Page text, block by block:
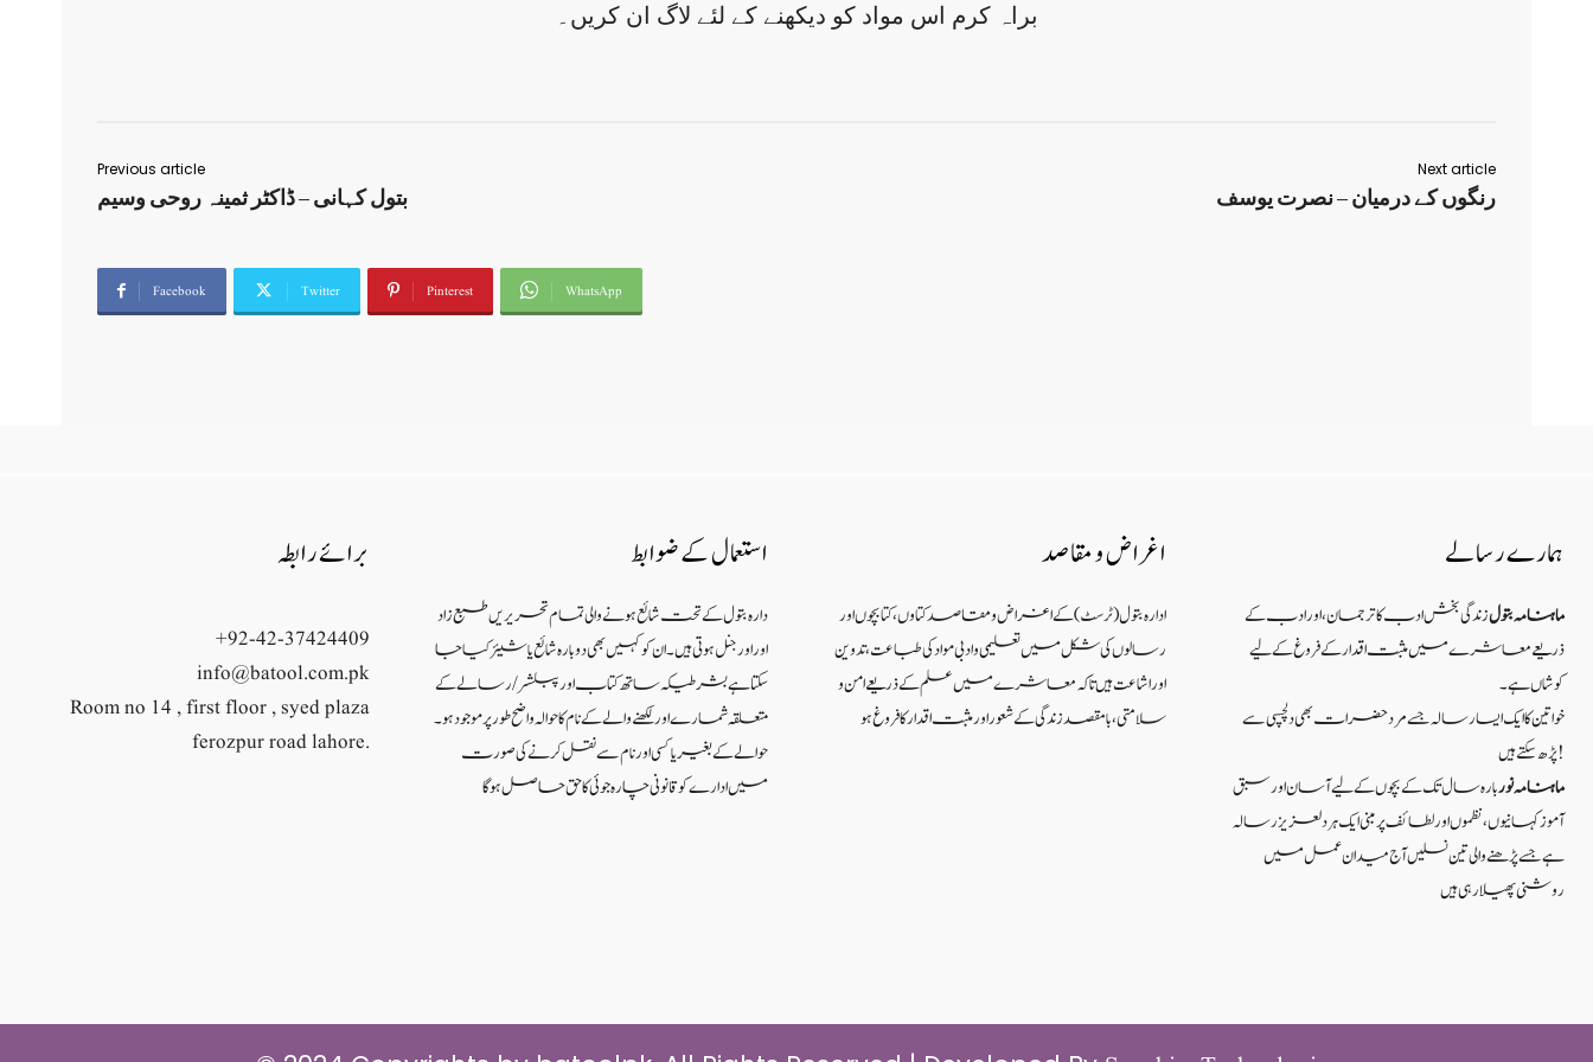
براہ کرم اس مواد کو دیکھنے کے لئے لاگ ان کریں۔
Previous article
بتول کہانی – ڈاکٹر ثمینہ روحی وسیم
Next article
رنگوں کے درمیان – نصرت یوسف
Facebook Twitter Pinterest WhatsApp
برائے رابطہ
+92-42-37424409
info@batool.com.pk
Room no 14 , first floor , syed plaza
ferozpur road lahore.
استعمال کے ضوابط
دارہ بتول کے تحت شائع ہونے والی تمام تحریریں طبع زاد
اور اورجنل ہوتی ہیں۔ ان کو کہیں بھی دوبارہ شائع یا شیئر کیا جا
سکتا ہے بشرطیکہ ساتھ کتاب اور پبلشر/ رسالے کے
متعلقہ شمارے اور لکھنے والے کے نام کا حوالہ واضح طور پر موجود ہو۔
حوالے کے بغیر یا کسی اور نام سے نقل کرنے کی صورت
میں ادارے کو قانونی چارہ جوئی کا حق حاصل ہو گا
اغراض و مقاصد
ادارہ بتول (ٹرسٹ) کے اغراض و مقاصد کتاوں ، کتابچوں اور
رسالوں کی شکل میں تعلیمی و ادبی مواد کی طباعت، تدوین
اور اشاعت ہیں تاکہ معاشرے میں علم کے ذریعےامن و
سلامتی ، بامقصد زندگی کے شعوراورمثبت اقدار کا فروغ ہو
ہمارے رسالے
ماہنامہ بتولزندگی بخش ادب کا ترجمان، اور ادب کے
ذریعے معاشرے میں مثبت اقدار کے فروغ کے لیے
کوشاں ہے۔
خواتین کا ایک ایسا رسالہ جسے مرد حضرات بھی دلچسپی سے
پڑھ سکتے ہیں!
ماہنامہ نوربارہ سال تک کے بچوں کے لیے آسان اور سبق
آموزکہانیوں ،نظموں اور لطائف پر مبنی ایک ہر دلعزیز رسالہ
ہے جسے پڑھنے والی تین نسلیں آج میدان عمل میں
روشنی پھیلا رہی ہیں